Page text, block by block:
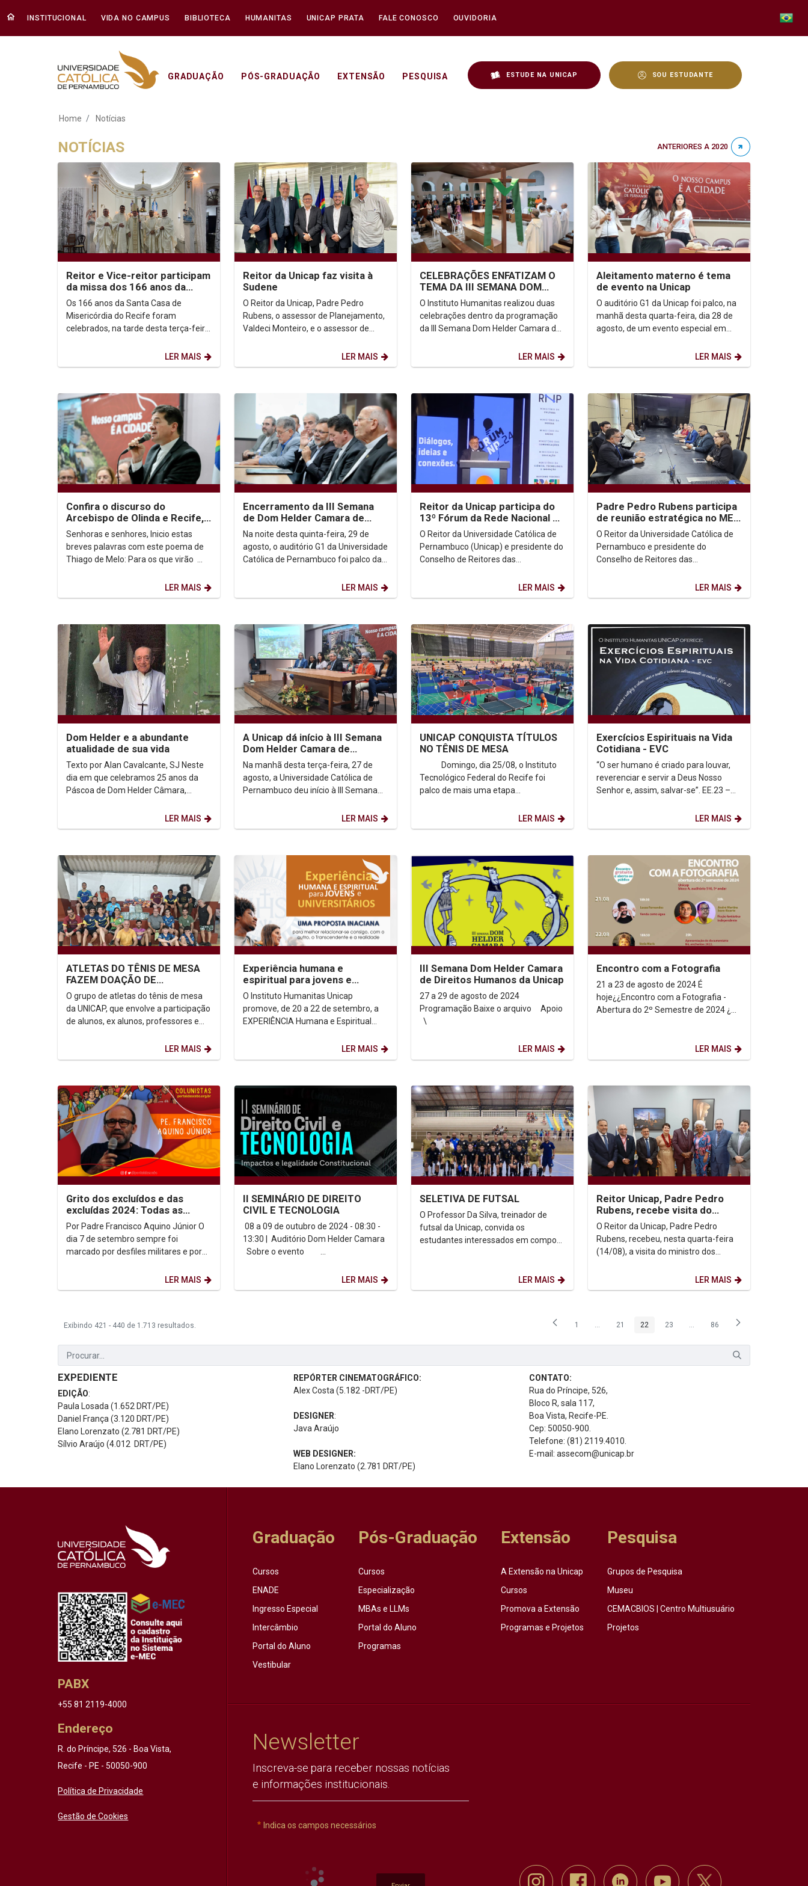
INSTITUCIONAL VIDA NO CAMPUS BIBLIOTECA HUMANITAS UNICAP PRATA FALE CONOSCO OUVIDORIA
GRADUAÇÃO PÓS-GRADUAÇÃO EXTENSÃO PESQUISA ESTUDE NA UNICAP SOU ESTUDANTE
Notícias - Unicap
Home Notícias
NOTÍCIAS ANTERIORES A 2020
Reitor e Vice-reitor participam
da missa dos 166 anos da
Santa Casa de Misericódia
Os 166 anos da Santa Casa de
Misericórdia do Recife foram
celebrados, na tarde desta terça-feira
LER MAIS
Reitor da Unicap faz visita à
Sudene
O Reitor da Unicap, Padre Pedro
Rubens, o assessor de Planejamento,
Valdeci Monteiro, e o assessor de
LER MAIS
CELEBRAÇÕES ENFATIZAM O
TEMA DA III SEMANA DOM
HELDER CAMARA DE DIREITOS
HUMANOS NA UNICAP
O Instituto Humanitas realizou duas
celebrações dentro da programação
da III Semana Dom Helder Camara de
LER MAIS
Aleitamento materno é tema
de evento na Unicap
O auditório G1 da Unicap foi palco, na
manhã desta quarta-feira, dia 28 de
agosto, de um evento especial em
LER MAIS
Confira o discurso do
Arcebispo de Olinda e Recife,
Dom Paulo Jackson, durante o
encerramento da...
Senhoras e senhores, Inicio estas
breves palavras com este poema de
Thiago de Melo: Para os que virão
LER MAIS
Encerramento da III Semana
de Dom Helder Camara de
Direitos Humanos Celebra
Compromisso com a...
Na noite desta quinta-feira, 29 de
agosto, o auditório G1 da Universidade
Católica de Pernambuco foi palco da
LER MAIS
Reitor da Unicap participa do
13º Fórum da Rede Nacional de
Ensino e Pesquisa em Brasília
O Reitor da Universidade Católica de
Pernambuco (Unicap) e presidente do
Conselho de Reitores das
LER MAIS
Padre Pedro Rubens participa
de reunião estratégica no MEC
para o futuro do Ensino
Superior no...
O Reitor da Universidade Católica de
Pernambuco e presidente do
Conselho de Reitores das
Padre Pedro Rubens, esteve...LER MAIS
Dom Helder e a abundante
atualidade de sua vida
Texto por Alan Cavalcante, SJ Neste
dia em que celebramos 25 anos da
Páscoa de Dom Helder Câmara,
LER MAIS
A Unicap dá início à III Semana
Dom Helder Camara de
Direitos Humanos
Na manhã desta terça-feira, 27 de
agosto, a Universidade Católica de
Pernambuco deu início à III Semana
Humanos, promovida pela...LER MAIS
UNICAP CONQUISTA TÍTULOS
NO TÊNIS DE MESA
Domingo, dia 25/08, o Instituto
Tecnológico Federal do Recife foi
palco de mais uma etapa...
LER MAIS
Exercícios Espirituais na Vida
Cotidiana - EVC
“O ser humano é criado para louvar,
reverenciar e servir a Deus Nosso
Senhor e, assim, salvar-se”. EE.23 –
LER MAIS
ATLETAS DO TÊNIS DE MESA
FAZEM DOAÇÃO DE
ALIMENTOS
O grupo de atletas do tênis de mesa
da UNICAP, que envolve a participação
de alunos, ex alunos, professores e
LER MAIS
Experiência humana e
espiritual para jovens e
universitários 2024.2
O Instituto Humanitas Unicap
promove, de 20 a 22 de setembro, a
EXPERIÊNCIA Humana e Espiritual
oferecendo a 1ª e a 2ª etapas...LER MAIS
III Semana Dom Helder Camara
de Direitos Humanos da Unicap
27 a 29 de agosto de 2024
Programação Baixe o arquivo Apoio
LER MAIS
Encontro com a Fotografia
21 a 23 de agosto de 2024 É
hoje¿¿Encontro com a Fotografia -
Abertura do 2º Semestre de 2024 ¿
LER MAIS
Grito dos excluídos e das
excluídas 2024: Todas as
formas de vida importam. Mas
quem se importa?
Por Padre Francisco Aquino Júnior O
dia 7 de setembro sempre foi
marcado por desfiles militares e por
LER MAIS
II SEMINÁRIO DE DIREITO
CIVIL E TECNOLOGIA
08 a 09 de outubro de 2024 - 08:30 -
13:30 | Auditório Dom Helder Camara
Sobre o evento ...
LER MAIS
SELETIVA DE FUTSAL
O Professor Da Silva, treinador de
futsal da Unicap, convida os
estudantes interessados em compor
LER MAIS
Reitor Unicap, Padre Pedro
Rubens, recebe visita do
Ministro Silvio Almeida
O Reitor da Unicap, Padre Pedro
Rubens, recebeu, nesta quarta-feira
(14/08), a visita do ministro dos
LER MAIS
Exibindo 421 - 440 de 1.713 resultados. Página
1 ...Páginas intermediárias Usar ABA para navegar.
Página
21 Página
22 Página
23 ...Páginas intermediárias Usar ABA
Página
86
EXPEDIENTE
EDIÇÃO:
Paula Losada (1.652 DRT/PE)
Daniel França (3.120 DRT/PE)
Elano Lorenzato (2.781 DRT/PE)
Sílvio Araújo (4.012 DRT/PE)
REPÓRTER CINEMATOGRÁFICO:
Alex Costa (5.182 -DRT/PE)
DESIGNER:
Java Araújo
WEB DESIGNER:
Elano Lorenzato (2.781 DRT/PE)
CONTATO:
Rua do Príncipe, 526,
Bloco R, sala 117,
Boa Vista, Recife-PE.
Cep: 50050-900.
Telefone: (81) 2119.4010.
E-mail: assecom@unicap.br
PABX
+55 81 2119-4000
Endereço
R. do Príncipe, 526 - Boa Vista,
Recife - PE - 50050-900
Política de Privacidade
Gestão de Cookies
Graduação
Cursos
ENADE
Ingresso Especial
Intercâmbio
Portal do Aluno
Vestibular
Pós-Graduação
Cursos
Especialização
MBAs e LLMs
Portal do Aluno
Programas
Extensão
A Extensão na Unicap
Cursos
Promova a Extensão
Programas e Projetos
Pesquisa
Grupos de Pesquisa
Museu
CEMACBIOS | Centro Multiusuário
Projetos
Newsletter
Inscreva-se para receber nossas notícias
e informações institucionais.
Indica os campos necessários